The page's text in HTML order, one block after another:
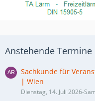
Anstehende Termine
Sachkunde für
| Wien
Dienstag, 14. Juli 2026-